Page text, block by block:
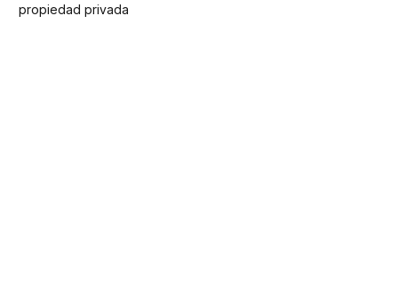
propiedad privada